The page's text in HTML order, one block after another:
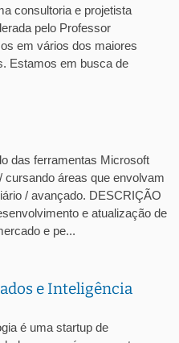
consultoria e projetista
pelo Professor
em vários dos maiores
Estamos em busca de
das ferramentas Microsoft
áreas que envolvam
/ avançado. DESCRIÇÃO
e atualização de
e pe...
e Inteligência
é uma startup de